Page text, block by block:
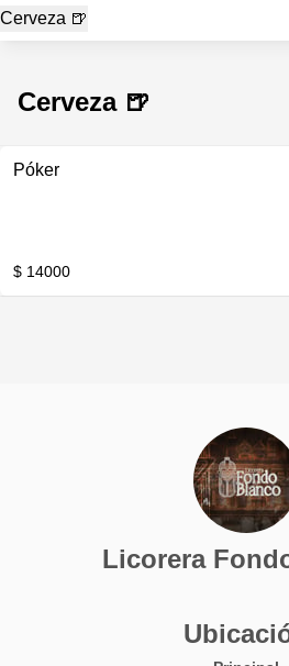
Cerveza 🍺
Cerveza 🍺
Póker
$ 14000
Licorera